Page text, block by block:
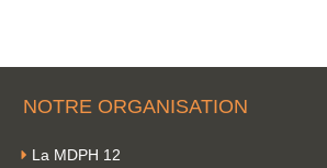
NOTRE ORGANISATION
La MDPH 12